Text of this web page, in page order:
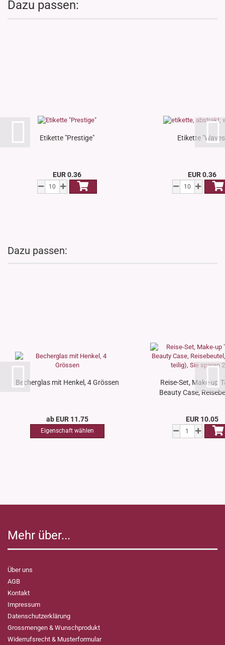
Dazu passen:
Etikette "Prestige"
EUR 0.36
Etikette
EUR 0.36
Dazu passen:
Becherglas mit Henkel, 4 Grössen
ab EUR 11.75
Reise-Set, Make-up
Beauty Case,
EUR 10.05
Mehr über...
Über uns
AGB
Kontakt
Impressum
Datenschutzerklärung
Grossmengen & Wunschprodukt
Widerrufsrecht & Musterformular